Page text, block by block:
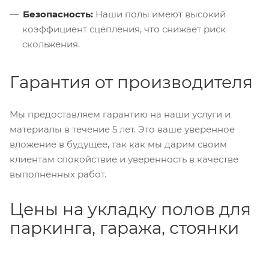
Безопасность: Наши полы имеют высокий
коэффициент сцепления, что снижает риск
скольжения.
Гарантия от производителя
Мы предоставляем гарантию на наши услуги и
материалы в течение 5 лет. Это ваше уверенное
вложение в будущее, так как мы дарим своим
клиентам спокойствие и уверенность в качестве
выполненных работ.
Цены на укладку полов для
паркинга, гаража, стоянки